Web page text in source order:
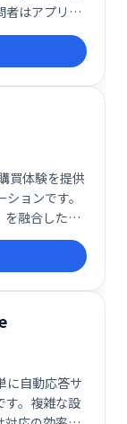
はアプリの
マホにも対応
買体験を提供
ョンです。
を融合した接
と導きます。
向上に貢献
に自動応答サ
す。複雑な設